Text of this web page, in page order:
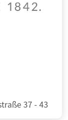
37 - 43